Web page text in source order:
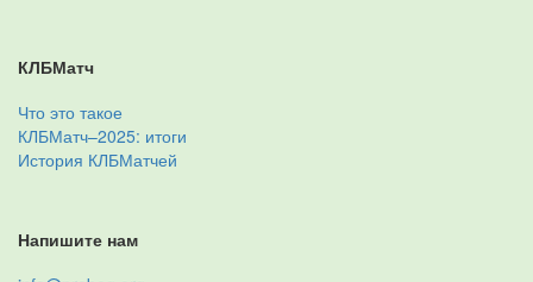
КЛБМатч
Что это такое
КЛБМатч–2025: итоги
История КЛБМатчей
Напишите нам